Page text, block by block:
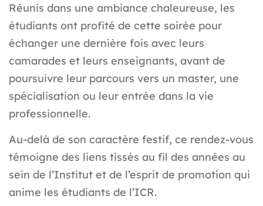
Réunis dans une ambiance chaleureuse, les
étudiants ont profité de cette soirée pour
échanger une dernière fois avec leurs
camarades et leurs enseignants, avant de
poursuivre leur parcours vers un master, une
spécialisation ou leur entrée dans la vie
professionnelle.
Au-delà de son caractère festif, ce rendez-vous
témoigne des liens tissés au fil des années au
sein de l’Institut et de l’esprit de promotion qui
anime les étudiants de l’ICR.